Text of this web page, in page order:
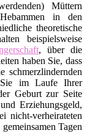
Müttern
in den
theoretische
beispielsweise
, über die
haben Sie, dass
schmerzlindernden
im Laufe Ihrer
Geburt zur Seite
Erziehungsgeld,
nicht-verheirateten
Tagen